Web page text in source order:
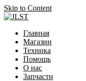
Skip to Content
Главная
Магазин
Техника
Помощь
О нас
Запчасти